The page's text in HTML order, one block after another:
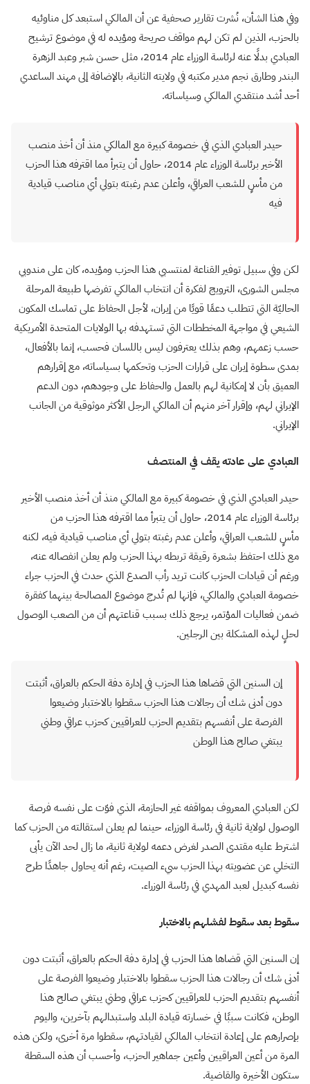
وفي هذا الشأن، نُشرت تقارير صحفية عن أن المالكي استبعد كل مناوئيه
بالحزب، الذين لم تكن ‏لهم مواقف ‏صريحة ومؤيده له في موضوع ترشيح
العبادي بدلًا عنه لرئاسة الوزراء عام ‏‏2014، مثل حسن شبر و‏عبد الزهرة
البندر وطارق نجم مدير مكتبه في ولايته ‏الثانية، بالإضافة إلى مهند الساعدي
أحد أشد ‏منتقدي المالكي وسياساته.
حيدر العبادي الذي في خصومة كبيرة مع المالكي منذ أن أخذ منصب
الأخير برئاسة الوزراء عام 2014، حاول أن يتبرأ مما اقترفه هذا الحزب
من مأسٍ للشعب العراقي، وأعلن عدم رغبته بتولي أي مناصب قيادية
فيه
‏لكن وفي سبيل توفير القناعة لمنتسبي هذا الحزب ومؤيده، كان على مندوبي
مجلس الشورى، الترويج لفكرة أن انتخاب المالكي تفرضها ‏طبيعة المرحلة
الحاليّة التي تتطلب دعمًا قويًا من إيران، لأجل الحفاظ على تماسك المكون
الشيعي في مواجهة المخططات التي ‏تستهدفه بها الولايات المتحدة الأمريكية
حسب زعمهم، وهم بذلك يعترفون ليس باللسان فحسب، إنما بالأفعال،
بمدى سطوة إيران على قرارات الحزب وتحكمها بسياساته، مع إقرارهم
العميق بأن لا إمكانية لهم بالعمل والحفاظ على وجودهم، دون الدعم
الإيراني لهم، وإقرار آخر منهم أن المالكي الرجل الأكثر موثوقية من الجانب
الإيراني.
العبادي على عادته يقف في المنتصف
حيدر العبادي الذي في خصومة كبيرة مع المالكي منذ أن أخذ منصب الأخير
برئاسة الوزراء عام 2014، حاول أن يتبرأ مما اقترفه هذا الحزب من
مأسٍ للشعب العراقي، وأعلن عدم رغبته بتولي أي مناصب قيادية فيه، لكنه
مع ذلك احتفظ بشعرة رقيقة تربطه بهذا الحزب ولم يعلن انفصاله عنه،
ورغم أن قيادات الحزب كانت تريد رأب الصدع الذي حدث في الحزب جراء
خصومة العبادي والمالكي، فإنها لم تُدرج موضوع المصالحة بينهما كفقرة
ضمن فعاليات المؤتمر، يرجع ذلك بسبب قناعتهم أن من الصعب الوصول
لحلٍ لهذه المشكلة بين الرجلين.
إن السنين التي قضاها هذا الحزب في إدارة دفة الحكم بالعراق، أثبتت
دون أدنى شك أن رجالات هذا الحزب سقطوا بالاختبار وضيعوا
الفرصة على أنفسهم بتقديم الحزب للعراقيين كحزب عراقي وطني
يبتغي صالح هذا الوطن
لكن العبادي المعروف بمواقفه غير الحازمة، الذي فوّت على نفسه فرصة
الوصول لولاية ثانية في رئاسة الوزراء، حينما لم يعلن استقالته من الحزب كما
اشترط عليه مقتدى الصدر لغرض دعمه لولاية ثانية، ما زال لحد الآن يأبى
التخلي عن عضويته بهذا الحزب سيء الصيت، رغم أنه يحاول جاهدًا طرح
نفسه كبديل لعبد المهدي في رئاسة الوزراء.
سقوط بعد سقوط لفشلهم بالاختبار
إن السنين التي قضاها هذا الحزب في إدارة دفة الحكم بالعراق، أثبتت دون
أدنى شك أن رجالات هذا الحزب سقطوا بالاختبار وضيعوا الفرصة على
أنفسهم بتقديم الحزب للعراقيين كحزب عراقي وطني يبتغي صالح هذا
الوطن، فكانت سببًا في خسارته قيادة البلد واستبدالهم بآخرين، واليوم
بإصرارهم على إعادة انتخاب المالكي لقيادتهم، سقطوا مرة أخرى، ولكن هذه
المرة من أعين العراقيين وأعين جماهير الحزب، وأحسب أن هذه السقطة
ستكون الأخيرة والقاضية.